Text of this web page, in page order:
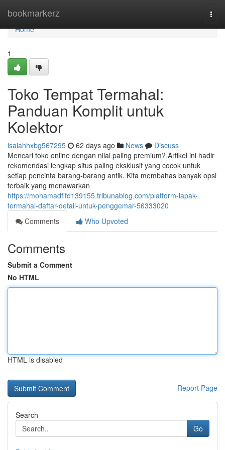
bookmarkerz
Home
Home
1
Toko Tempat Termahal:
Panduan Komplit untuk
Kolektor
isaiahhxbg567295 62 days ago News
Discuss
Mencari toko online dengan nilai paling premium? Artikel ini hadir
rekomendasi lengkap situs paling eksklusif yang cocok untuk
setiap pencinta barang-barang antik. Kita membahas banyak opsi
terbaik yang menawarkan
https://mohamadfifd139155.tribunablog.com/platform-lapak-
termahal-daftar-detail-untuk-penggemar-56333020
Comments
Who Upvoted
Comments
Submit a Comment
No HTML
HTML is disabled
Report Page
Search
Go